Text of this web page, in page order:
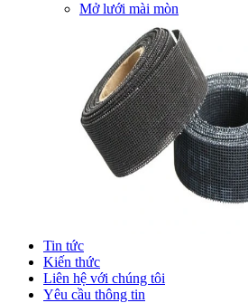
Mở lưới mài mòn
Tin tức
Kiến thức
Liên hệ với chúng tôi
Yêu cầu thông tin